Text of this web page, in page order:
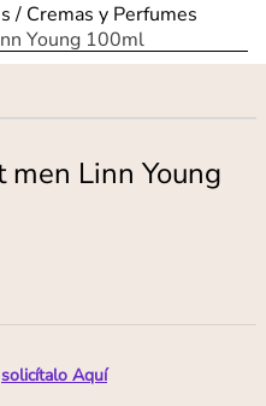
Cremas y Perfumes
Young 100ml
Linn Young
solicítalo Aquí